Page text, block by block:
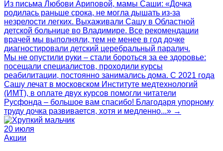
Из письма Любови Ариповой, мамы Саши: «Дочка
родилась раньше срока, не могла дышать из-за
незрелости легких. Выхаживали Сашу в Областной
детской больнице во Владимире. Все рекомендации
врачей мы выполняли, тем не менее в год дочке
диагностировали детский церебральный паралич.
Мы не опустили руки – стали бороться за ее здоровье:
посещали специалистов, проходили курсы
реабилитации, постоянно занимались дома. С 2021 года
Сашу лечат в московском Институте медтехнологий
(ИМТ), в оплате двух курсов помогли читатели
Русфонда – большое вам спасибо! Благодаря упорному
труду дочка развивается, хотя и медленно...» →
20 июля
Акции